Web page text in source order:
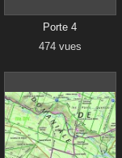
Porte 4
474 vues